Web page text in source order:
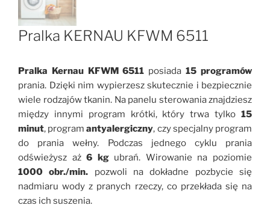
Pralka KERNAU KFWM 6511
Pralka Kernau KFWM 6511 posiada15 programów
prania. Dzięki nim wypierzesz skutecznie i bezpiecznie
wiele rodzajów tkanin. Na panelu sterowania znajdziesz
między innymi program krótki, który trwa tylko 15
minut, programantyalergiczny, czy specjalny program
do prania wełny. Podczas jednego cyklu prania
odświeżysz aż6 kgubrań. Wirowanie na poziomie
1000 obr./min. pozwoli na dokładne pozbycie się
nadmiaru wody z pranych rzeczy, co przekłada się na
czas ich suszenia.